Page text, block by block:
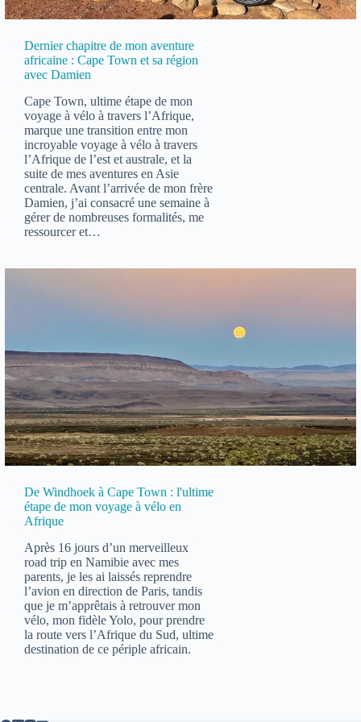
Dernier chapitre de mon aventure
africaine : Cape Town et sa région
avec Damien
Cape Town, ultime étape de mon
voyage à vélo à travers l’Afrique,
marque une transition entre mon
incroyable voyage à vélo à travers
l’Afrique de l’est et australe, et la
suite de mes aventures en Asie
centrale. Avant l’arrivée de mon frère
Damien, j’ai consacré une semaine à
gérer de nombreuses formalités, me
ressourcer et…
De Windhoek à Cape Town : l'ultime
étape de mon voyage à vélo en
Afrique
Après 16 jours d’un merveilleux
road trip en Namibie avec mes
parents, je les ai laissés reprendre
l’avion en direction de Paris, tandis
que je m’apprêtais à retrouver mon
vélo, mon fidèle Yolo, pour prendre
la route vers l’Afrique du Sud, ultime
destination de ce périple africain.